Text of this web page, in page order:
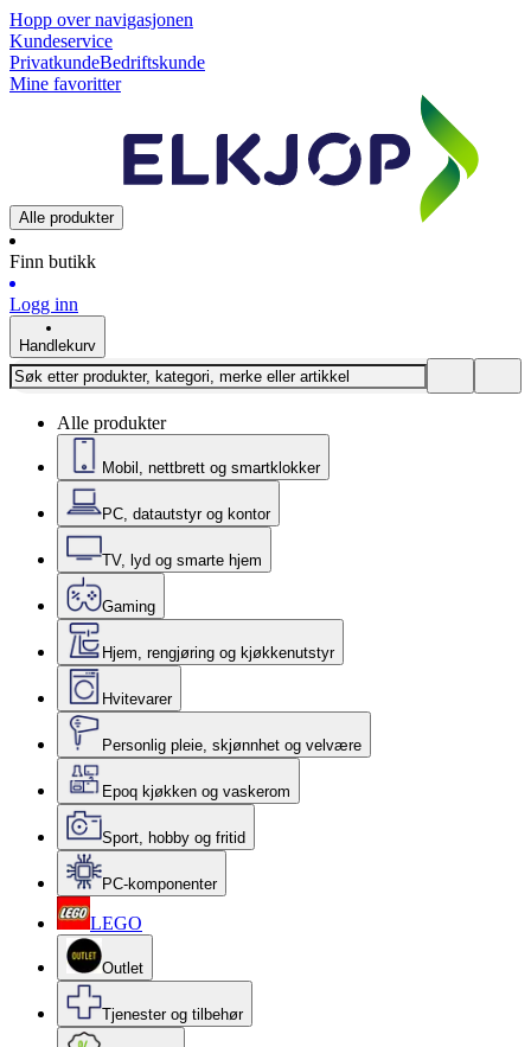
Hopp over navigasjonen
Kundeservice
PrivatkundeBedriftskunde
Mine favoritter
Alle produkter
Finn butikk
Logg inn
Handlekurv
Alle produkter
Mobil, nettbrett og smartklokker
PC, datautstyr og kontor
TV, lyd og smarte hjem
Gaming
Hjem, rengjøring og kjøkkenutstyr
Hvitevarer
Personlig pleie, skjønnhet og velvære
Epoq kjøkken og vaskerom
Sport, hobby og fritid
PC-komponenter
LEGO
Outlet
Tjenester og tilbehør